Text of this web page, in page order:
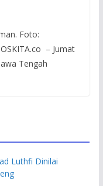
Foto:
– Jumat
Tengah
Luthfi Dinilai